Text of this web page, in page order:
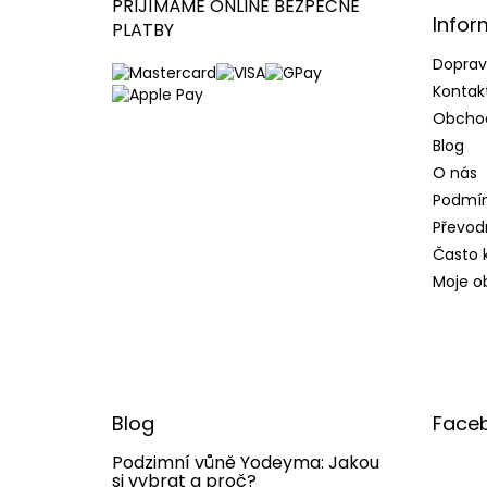
PŘIJÍMÁME ONLINE BEZPEČNÉ
PLATBY
Blog
O nás
Často
Moje
Blog
Podzimní vůně Yodeyma: Jakou
si vybrat a proč?